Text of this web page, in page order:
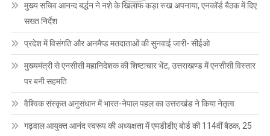
मुख्य सचिव आनन्द बर्द्धन ने नशे के खिलाफ कड़ा रुख अपनाया, एनकॉर्ड बैठक में दिए
सख्त निर्देश
प्रदेश में विसंगति और अनमैप्ड मतदाताओं की सुनवाई जारी- सीईओ
मुख्यमंत्री से एनसीसी महानिदेशक की शिष्टाचार भेंट, उत्तराखण्ड में एनसीसी विस्तार
पर बनी सहमति
वैश्विक संस्कृत अनुसंधान में भारत-नेपाल पहल का उत्तराखंड ने किया नेतृत्व
गढ़वाल आयुक्त आनंद स्वरूप की अध्यक्षता में एमडीडीए बोर्ड की 114वीं बैठक, 25